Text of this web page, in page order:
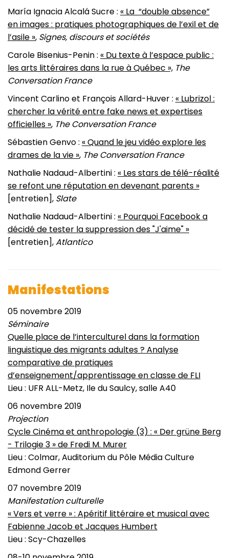
María Ignacia Alcalá Sucre : « La “double absence”
en images : pratiques photographiques de l’exil et de
l’asile », Signes, discours et sociétés
Carole Bisenius-Penin : « Du texte à l’espace public :
les arts littéraires dans la rue à Québec », The
Conversation France
Vincent Carlino et François Allard-Huver : « Lubrizol :
chercher la vérité entre fake news et expertises
officielles », The Conversation France
Sébastien Genvo : « Quand le jeu vidéo explore les
drames de la vie », The Conversation France
Nathalie Nadaud-Albertini : « Les stars de télé-réalité
se refont une réputation en devenant parents »
[entretien], Slate
Nathalie Nadaud-Albertini : « Pourquoi Facebook a
décidé de tester la suppression des "J'aime" »
[entretien],Atlantico
Manifestations
05 novembre 2019
Séminaire
Quelle place de l’interculturel dans la formation
linguistique des migrants adultes ? Analyse
comparative de pratiques
d’enseignement/apprentissage en classe de FLI
Lieu : UFR ALL-Metz, Ile du Saulcy, salle A40
06 novembre 2019
Projection
Cycle Cinéma et anthropologie (3) : « Der grüne Berg
- Trilogie 3 » de Fredi M. Murer
Lieu : Colmar, Auditorium du Pôle Média Culture
Edmond Gerrer
07 novembre 2019
Manifestation culturelle
« Vers et verre » : Apéritif littéraire et musical avec
Fabienne Jacob et Jacques Humbert
Lieu : Scy-Chazelles